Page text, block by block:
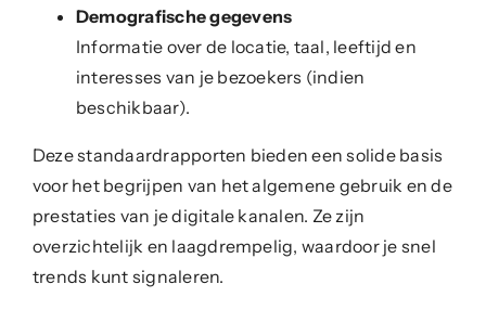
Demografische gegevens
Informatie over de locatie, taal, leeftijd en
interesses van je bezoekers (indien
beschikbaar).
Deze standaardrapporten bieden een solide basis
voor het begrijpen van het algemene gebruik en de
prestaties van je digitale kanalen. Ze zijn
overzichtelijk en laagdrempelig, waardoor je snel
trends kunt signaleren.